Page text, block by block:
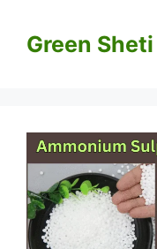
contentGreen Sheti